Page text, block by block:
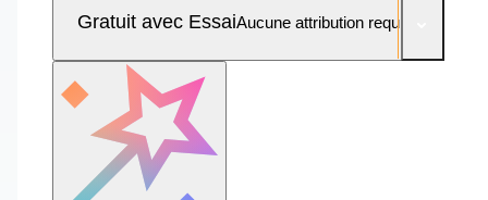
Gratuit avec EssaiAucune attribution requise